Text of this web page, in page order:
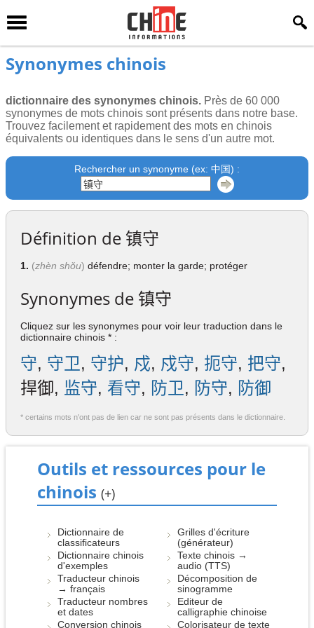
Synonymes chinois
dictionnaire des synonymes chinois. Près de 60 000
synonymes de mots chinois sont présents dans notre base.
Trouvez facilement et rapidement des mots en chinois
équivalents ou identiques dans le sens d'un autre mot.
Rechercher un synonyme (ex: 中国) :
Définition de 镇守
1. (zhèn shǒu) défendre; monter la garde; protéger
Synonymes de 镇守
Cliquez sur les synonymes pour voir leur traduction dans le
dictionnaire chinois * :
守, 守卫, 守护, 戍, 戍守, 扼守, 把守,
捍御, 监守, 看守, 防卫, 防守, 防御
* certains mots n'ont pas de lien car ne sont pas présents dans le dictionnaire.
Outils et ressources pour le
chinois (+)
Dictionnaire de
classificateurs
Dictionnaire chinois
d'exemples
Traducteur chinois
→ français
Traducteur nombres
et dates
Conversion chinois
Grilles d'écriture
(générateur)
Texte chinois →
audio (TTS)
Décomposition de
sinogramme
Editeur de
calligraphie chinoise
Colorisateur de texte